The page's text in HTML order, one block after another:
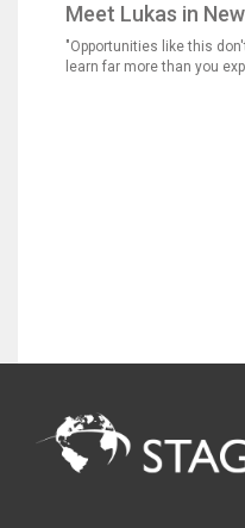
Meet Lukas in
"Opportunities like this
learn far more than you